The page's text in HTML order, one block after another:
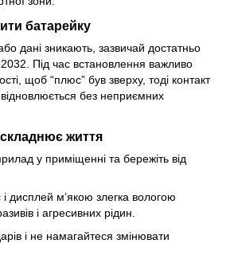
батарейку
дані зникають, зазвичай достатньо
Під час встановлення важливо
щоб “плюс” був зверху, тоді контакт
без неприємних
життя
у приміщенні та бережіть від
дисплей м’якою злегка вологою
і агресивних рідин.
і не намагайтеся змінювати